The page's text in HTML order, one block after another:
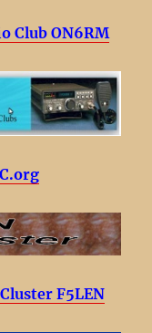
Club ON6RM
F5LEN